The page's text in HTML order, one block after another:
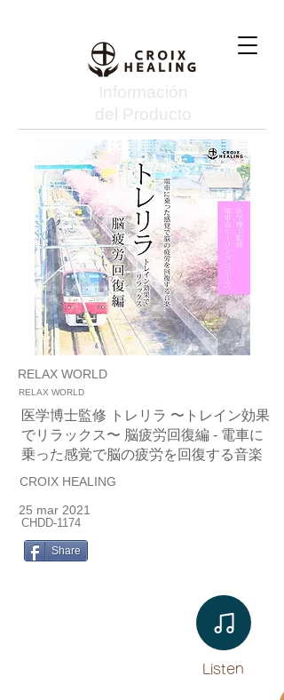
Información
del Producto
RELAX WORLD
RELAX WORLD
医学博士監修 トレリラ 〜トレイン効果
でリラックス〜 脳疲労回復編 - 電車に
乗った感覚で脳の疲労を回復する音楽
CROIX HEALING
25 mar 2021
CHDD-1174
Share
Listen​